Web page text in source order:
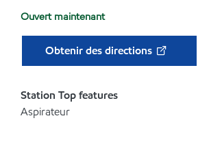
Ouvert maintenant
Obtenir des directions
Station Top features
Aspirateur